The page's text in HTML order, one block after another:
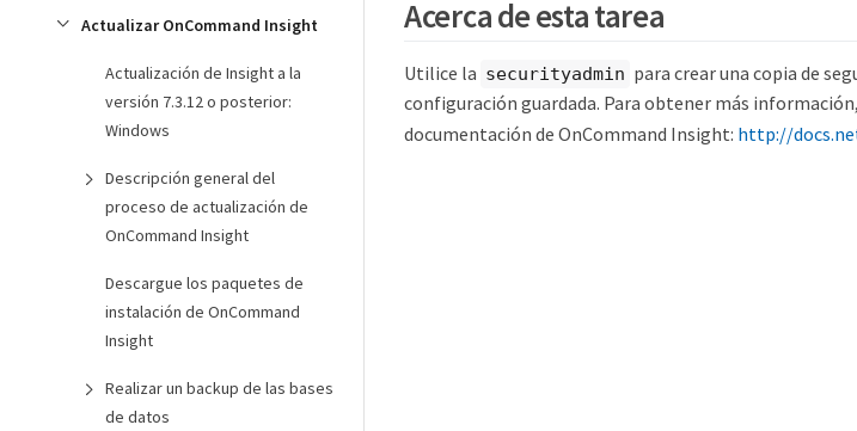
Actualizar OnCommand Insight
Actualización de Insight a la
versión 7.3.12 o posterior:
Windows
Descripción general del
proceso de actualización de
OnCommand Insight
Descargue los paquetes de
instalación de OnCommand
Insight
Realizar un backup de las bases
de datos
Acerca de esta tarea
Utilice la securityadmin para crear una copia de
configuración guardada. Para obtener más
documentación de OnCommand Insight: http://